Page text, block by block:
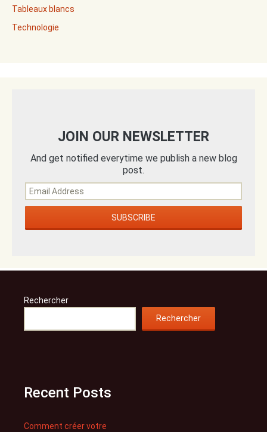
Tableaux blancs
Technologie
JOIN OUR NEWSLETTER
And get notified everytime we publish a new blog
post.
Rechercher
Rechercher
Recent Posts
Comment créer votre